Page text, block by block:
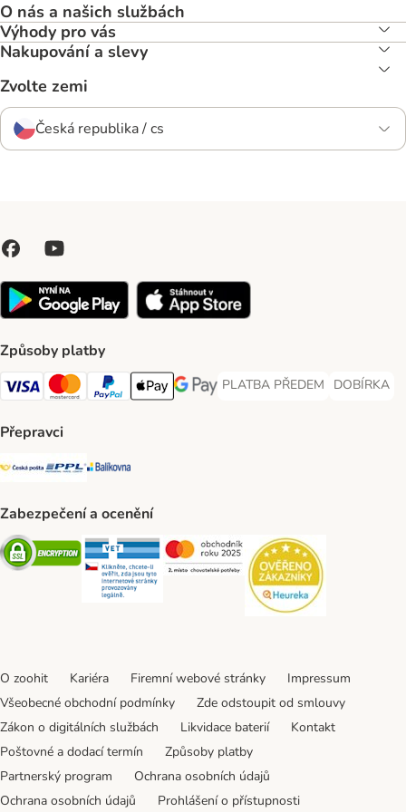
O nás a našich službách
Výhody pro vás
Nakupování a slevy
Zvolte zemi
Česká republika / cs
Způsoby platby
Visa Payment Method
Mastercard Payment Method
PayPal Payment Method
Apple pay Payment Method
GooglePay Payment Method
PLATBA PŘEDEM
PLATBA PŘEDEM Payment
DOBÍRKA
DOBÍRKA
Přepravci
Česká pošta Shipping Method
PPL Shipping Method
Balíkovna Shipping Method
Zabezpečení a ocenění
Security Security Security
O zoohit Kariéra Firemní webové stránky
Impressum
Všeobecné obchodní podmínky
Zde odstoupit od smlouvy
Zákon o digitálních službách
Likvidace baterií
Kontakt
Poštovné a dodací termín
Způsoby platby
Partnerský program
Ochrana osobních údajů
Ochrana osobních údajů
Prohlášení o přístupnosti